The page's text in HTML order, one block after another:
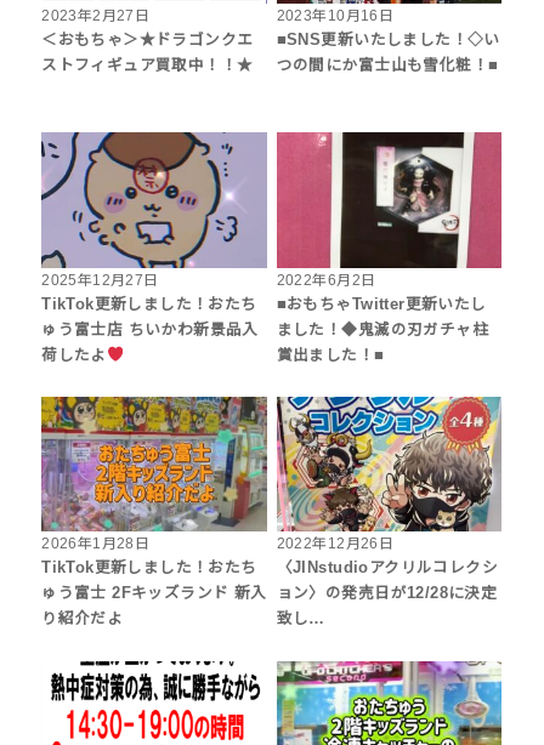
2023年2月27日
＜おもちゃ＞★ドラゴンクエ
ストフィギュア買取中！！★
2023年10月16日
■SNS更新いたしました！◇い
つの間にか富士山も雪化粧！■
2025年12月27日
TikTok更新しました！おたち
ゅう富士店 ちいかわ新景品入
荷したよ
2022年6月2日
■おもちゃTwitter更新いたし
ました！◆鬼滅の刃ガチャ柱
賞出ました！■
2026年1月28日
TikTok更新しました！おたち
ゅう富士 2Fキッズランド 新入
り紹介だよ
2022年12月26日
〈JINstudioアクリルコレクシ
ョン〉の発売日が12/28に決定
致し…